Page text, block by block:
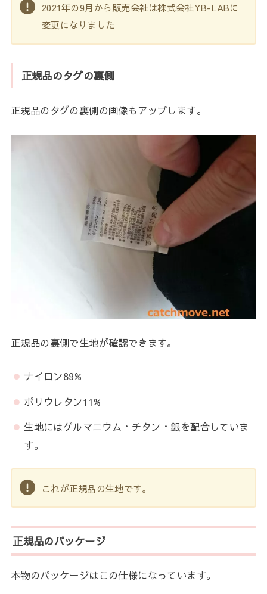
2021年の9月から販売会社は株式会社YB-LABに
変更になりました
正規品のタグの裏側
正規品のタグの裏側の画像もアップします。
正規品の裏側で生地が確認できます。
ナイロン89%
ポリウレタン11%
生地にはゲルマニウム・チタン・銀を配合していま
す。
これが正規品の生地です。
正規品のパッケージ
本物のパッケージはこの仕様になっています。